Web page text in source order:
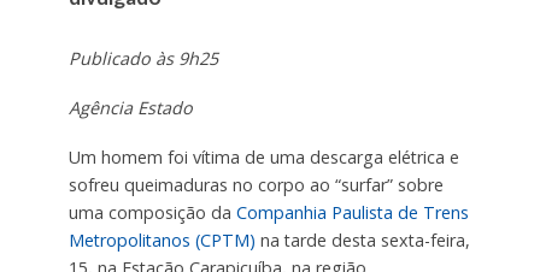
Publicado às 9h25
Agência Estado
Um homem foi vítima de uma descarga elétrica e
sofreu queimaduras no corpo ao “surfar” sobre
uma composição da Companhia Paulista de Trens
Metropolitanos (CPTM) na tarde desta sexta-feira,
15, na Estação Carapicuíba, na região